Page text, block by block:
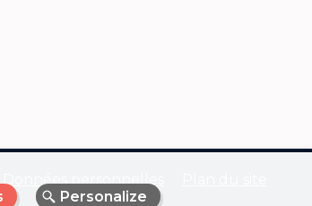
Données personnelles
Personalize